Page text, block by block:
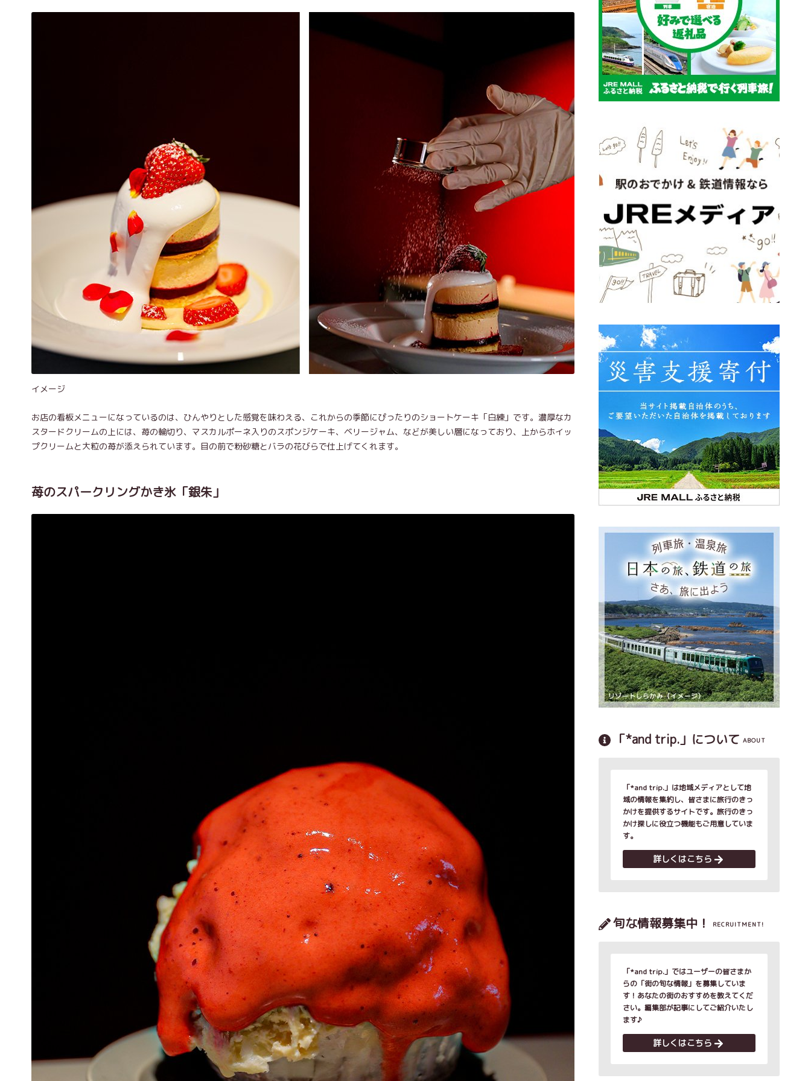
イメージ
お店の看板メニューになっているのは、ひんやりとした感覚を味わえる、これからの季節にぴったりのショートケーキ「白練」です。濃厚なカ
スタードクリームの上には、苺の輪切り、マスカルポーネ入りのスポンジケーキ、ベリージャム、などが美しい層になっており、上からホイッ
プクリームと大粒の苺が添えられています。目の前で粉砂糖とバラの花びらで仕上げてくれます。
苺のスパークリングかき氷「銀朱」
「*and trip.」について ABOUT
「*and trip.」は地域メディアとして地
域の情報を集約し、皆さまに旅行のきっ
かけを提供するサイトです。旅行のきっ
かけ探しに役立つ機能もご用意していま
す。
詳しくはこちら
旬な情報募集中！ RECRUITMENT!
「*and trip.」ではユーザーの皆さまか
らの「街の旬な情報」を募集していま
す！あなたの街のおすすめを教えてくだ
さい。編集部が記事にしてご紹介いたし
ます♪
詳しくはこちら